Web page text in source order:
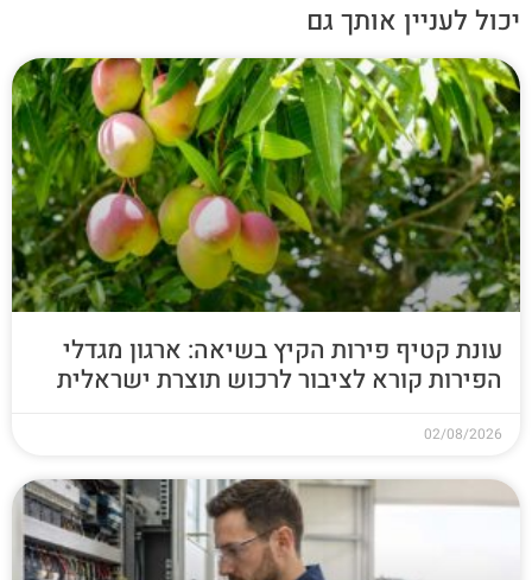
יכול לעניין אותך גם
עונת קטיף פירות הקיץ בשיאה: ארגון מגדלי
הפירות קורא לציבור לרכוש תוצרת ישראלית
02/08/2026